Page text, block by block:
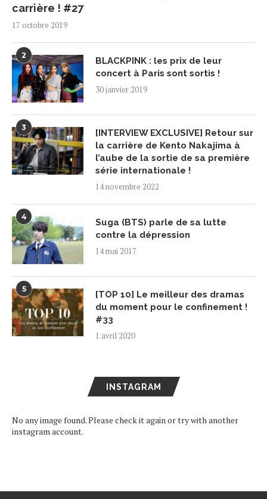
carrière ! #27
17 octobre 2019
2
BLACKPINK : les prix de leur
concert à Paris sont sortis !
30 janvier 2019
3
[INTERVIEW EXCLUSIVE] Retour sur
la carrière de Kento Nakajima à
l’aube de la sortie de sa première
série internationale !
14 novembre 2022
4
Suga (BTS) parle de sa lutte
contre la dépression
14 mai 2017
5
[TOP 10] Le meilleur des dramas
du moment pour le confinement !
#33
1 avril 2020
INSTAGRAM
No any image found. Please check it again or try with another
instagram account.